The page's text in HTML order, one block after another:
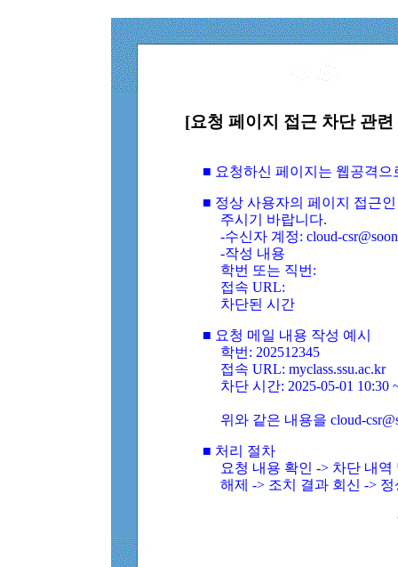
[요청 페이지 접근 차단 관
■ 요청하신 페이지는 웹공격
■ 정상 사용자의 페이지 접근
주시기 바랍니다.
-수신자 계정: cloud-
-작성 내용
학번 또는 직번:
접속 URL:
차단된 시간
■ 요청 메일 내용 작성 예시
학번: 202512345
접속 URL: myclass.ssu.ac.kr
차단 시간: 2025-05-01 10:30
위와 같은 내용을 cloud-
■ 처리 절차
요청 내용 확인 -> 차단 내
해제 -> 조치 결과 회신 ->